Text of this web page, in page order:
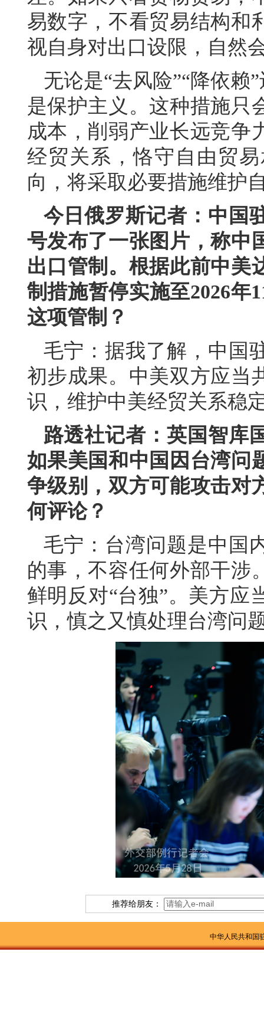
易数字，不看贸易结构和
视自身对出口设限，自然
无论是“去风险”“降依赖
是保护主义。这种措施只
成本，削弱产业长远竞争
经贸关系，恪守自由贸
向，将采取必要措施维护
今日俄罗斯记者：中国
号发布了一张图片，称中
出口管制。根据此前中美
制措施暂停实施至2026年
这项管制？
毛宁：据我了解，中国
初步成果。中美双方应当
识，维护中美经贸关系稳
路透社记者：英国智库
如果美国和中国因台湾问
争级别，双方可能攻击对
何评论？
毛宁：台湾问题是中国
的事，不容任何外部干涉
鲜明反对“台独”。美方应
识，慎之又慎处理台湾问
推荐给朋友：
中华人民共和国